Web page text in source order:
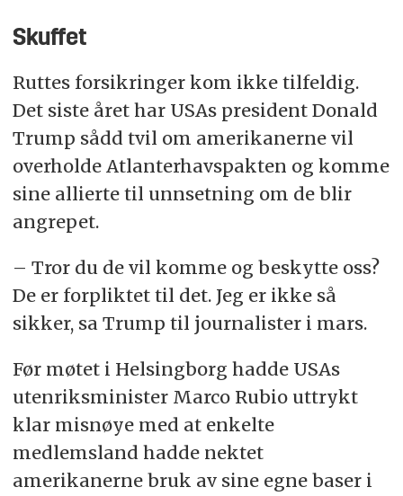
Skuffet
Ruttes forsikringer kom ikke tilfeldig.
Det siste året har USAs president Donald
Trump sådd tvil om amerikanerne vil
overholde Atlanterhavspakten og komme
sine allierte til unnsetning om de blir
angrepet.
– Tror du de vil komme og beskytte oss?
De er forpliktet til det. Jeg er ikke så
sikker, sa Trump til journalister i mars.
Før møtet i Helsingborg hadde USAs
utenriksminister Marco Rubio uttrykt
klar misnøye med at enkelte
medlemsland hadde nektet
amerikanerne bruk av sine egne baser i